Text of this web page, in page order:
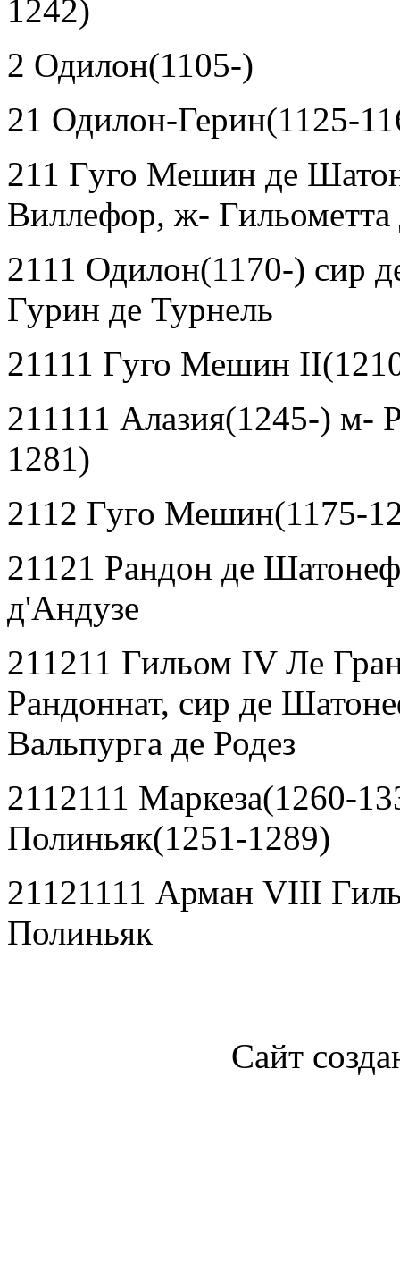
1242)
2 Одилон(1105-)
21 Одилон-Герин(1125-
211 Гуго Мешин де
Виллефор, ж- Гильометта
2111 Одилон(1170-) сир
Гурин де Турнель
21111 Гуго Мешин II
211111 Алазия(1245-) м-
1281)
2112 Гуго Мешин(1175-
21121 Рандон де
д'Андузе
211211 Гильом IV Ле
Рандоннат, сир де
Вальпурга де Родез
2112111 Маркеза(1260-
Полиньяк(1251-1289)
21121111 Арман VIII
Полиньяк
Сайт